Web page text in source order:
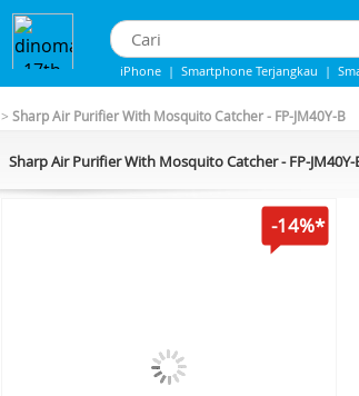
iPhone | Smartphone Terjangkau |
> Sharp Air Purifier With Mosquito Catcher - FP-JM40Y-B
Sharp Air Purifier With Mosquito Catcher - FP-JM40Y-
-14%*